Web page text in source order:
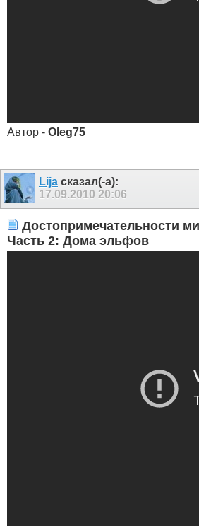
Автор - Oleg75
Lija сказал(-а):
17.09.2010 20:06
Достопримечательности
Часть 2: Дома эльфов